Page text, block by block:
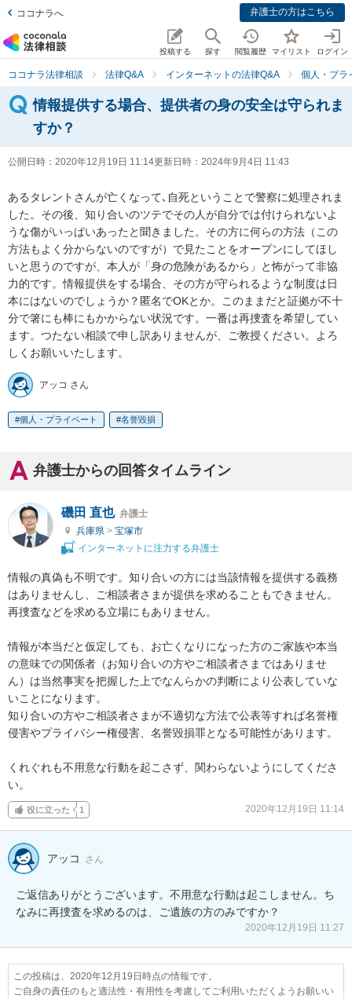
ココナラへ 弁護士の方はこちら
投稿する 探す 閲覧履歴 マイリスト ログイン
ココナラ法律相談 法律Q&A インターネットの法律Q&A 個人・プラ
情報提供する場合、提供者の身の安全は守られま
すか？
公開日時： 2020年12月19日 11:14更新日時： 2024年9月4日 11:43
あるタレントさんが亡くなって､自死ということで警察に処理されま
した。その後、知り合いのツテでその人が自分では付けられないよ
うな傷がいっぱいあったと聞きました。その方に何らの方法（この
方法もよく分からないのですが）で見たことをオープンにしてほし
いと思うのですが、本人が「身の危険があるから」と怖がって非協
力的です。情報提供をする場合、その方が守られるような制度は日
本にはないのでしょうか？匿名でOKとか。このままだと証拠が不十
分で箸にも棒にもかからない状況です。一番は再捜査を希望してい
ます。つたない相談で申し訳ありませんが、ご教授ください。よろ
しくお願いいたします。
アッコ さん
個人・プライベート 名誉毀損
弁護士からの回答タイムライン
磯田 直也 弁護士
兵庫県 > 宝塚市
インターネットに注力する弁護士
情報の真偽も不明です。知り合いの方には当該情報を提供する義務
はありませんし、ご相談者さまが提供を求めることもできません。
再捜査などを求める立場にもありません。
情報が本当だと仮定しても、お亡くなりになった方のご家族や本当
の意味での関係者（お知り合いの方やご相談者さまではありませ
ん）は当然事実を把握した上でなんらかの判断により公表していな
いことになります。
知り合いの方やご相談者さまが不適切な方法で公表等すれば名誉権
侵害やプライバシー権侵害、名誉毀損罪となる可能性があります。
くれぐれも不用意な行動を起こさず、関わらないようにしてくださ
い。
役に立った 1 2020年12月19日 11:14
アッコ さん
ご返信ありがとうございます。不用意な行動は起こしません。ち
なみに再捜査を求めるのは、ご遺族の方のみですか？
2020年12月19日 11:27
この投稿は、2020年12月19日時点の情報です。
ご自身の責任のもと適法性・有用性を考慮してご利用いただくようお願いい